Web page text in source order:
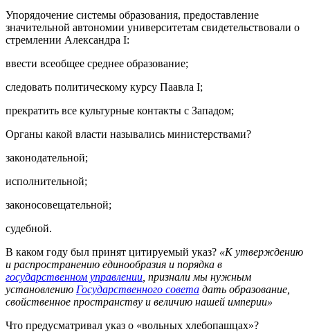
Упорядочение системы образования, предоставление
значительной автономии университетам свидетельствовали о
стремлении Александра I:
ввести всеобщее среднее образование;
следовать политическому курсу Паавла I;
прекратить все культурные контакты с Западом;
Органы какой власти назывались министерствами?
законодательной;
исполнительной;
законосовещательной;
судебной.
В каком году был принят цитируемый указ? «К утверждению
и распространению единообразия и порядка в
государственном управлении , признали мы нужным
установлению Государственного совета дать образование,
свойственное пространству и величию нашей империи»
Что предусматривал указ о «вольных хлебопашцах»?